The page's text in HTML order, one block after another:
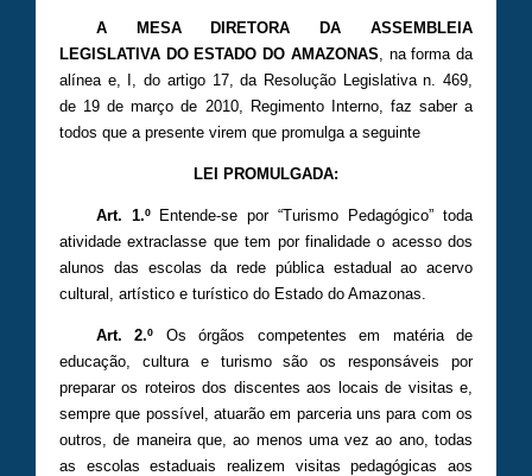
A MESA DIRETORA DA ASSEMBLEIA
LEGISLATIVA DO ESTADO DO AMAZONAS , na forma da
alínea e, I, do artigo 17, da Resolução Legislativa n. 469,
de 19 de março de 2010, Regimento Interno, faz saber a
todos que a presente virem que promulga a seguinte
LEI PROMULGADA:
Art. 1.ºEntende-se por “Turismo Pedagógico” toda
atividade extraclasse que tem por finalidade o acesso dos
alunos das escolas da rede pública estadual ao acervo
cultural, artístico e turístico do Estado do Amazonas.
Art. 2.º Os órgãos competentes em matéria de
educação, cultura e turismo são os responsáveis por
preparar os roteiros dos discentes aos locais de visitas e,
sempre que possível, atuarão em parceria uns para com os
outros, de maneira que, ao menos uma vez ao ano, todas
as escolas estaduais realizem visitas pedagógicas aos